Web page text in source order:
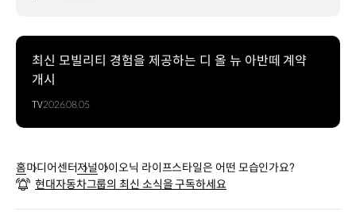
최신 모빌리티 경험을 제공하는 디 올 뉴 아반떼 계약
개시
TV2026.08.05
홈미디어센터저널아이오닉 라이프스타일은 어떤 모습인가요?
현대자동차그룹의 최신 소식을 구독하세요